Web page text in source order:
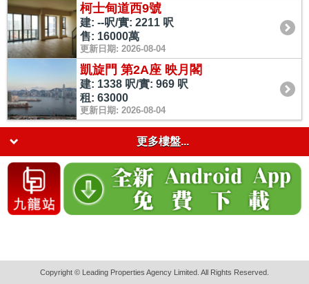
柯士甸道西9號
建: --呎/實: 2211 呎
售: 16000萬
更新日期: 2026-08-04
凱旋門 第2A座 映月閣
建: 1338 呎/實: 969 呎
租: 63000
更新日期: 2026-08-04
更多樓盤...
Copyright © Leading Properties Agency Limited. All Rights Reserved.